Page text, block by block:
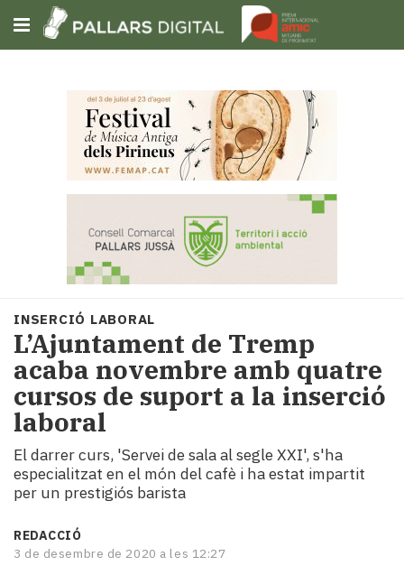
Subscriu-t'hi
Portada
Societat
Política
i
municipis
Economia
i
Cultura
Esports
Mai
TV
i
INSERCIÓ LABORAL
L’Ajuntament de Tremp
acaba novembre amb quatre
cursos de suport a la inserció
laboral
El darrer curs, 'Servei de sala al segle XXI', s'ha
especialitzat en el món del cafè i ha estat impartit
per un prestigiós barista
REDACCIÓ
3 de desembre de 2020 a les 12:27